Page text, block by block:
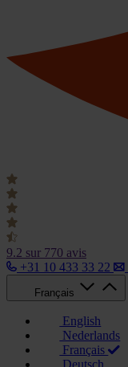
9.2 sur 770 avis
+31 10 433 33 22
Français
English
Nederlands
Français
Deutsch